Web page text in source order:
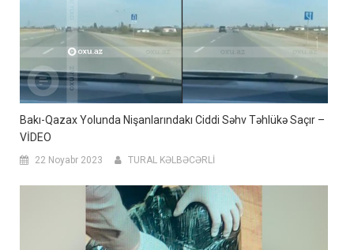
Bakı-Qazax Yolunda Nişanlarındakı Ciddi Səhv Təhlükə Saçır –
VİDEO
22 Noyabr 2023 TURAL KƏLBƏCƏRLİ